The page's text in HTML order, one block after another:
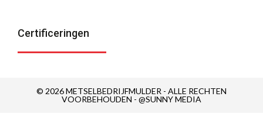
Certificeringen
© 2026 METSELBEDRIJFMULDER - ALLE RECHTEN
VOORBEHOUDEN - @SUNNY MEDIA